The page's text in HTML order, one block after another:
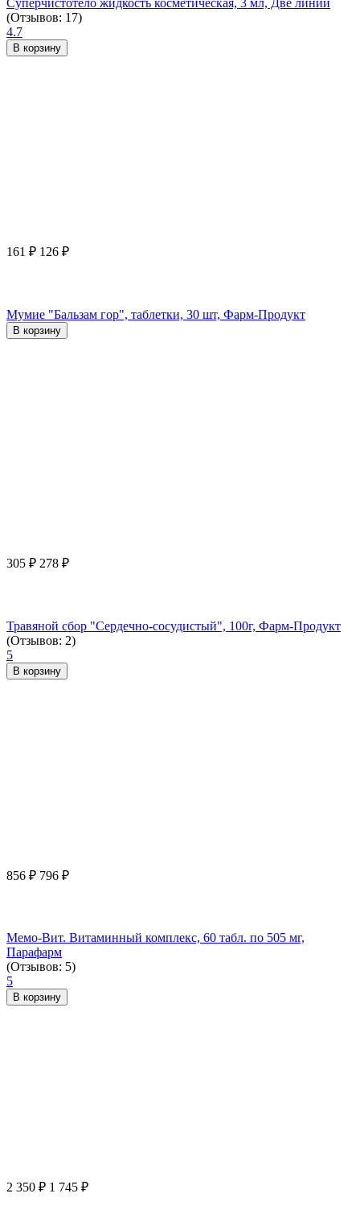
(Отзывов: 17)
4.7
В корзину
161 ₽ 126 ₽
Мумие "Бальзам гор", таблетки, 30 шт, Фарм-Продукт
В корзину
305 ₽ 278 ₽
Травяной сбор "Сердечно-сосудистый", 100г, Фарм-Продукт
(Отзывов: 2)
5
В корзину
856 ₽ 796 ₽
Мемо-Вит. Витаминный комплекс, 60 табл. по 505 мг,
Парафарм
(Отзывов: 5)
5
В корзину
2 350 ₽ 1 745 ₽